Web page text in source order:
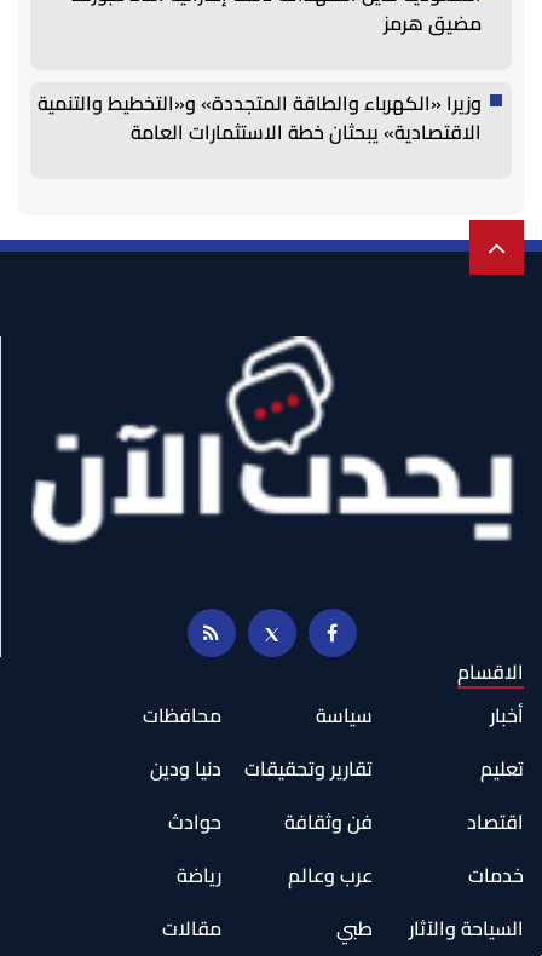
مضيق هرمز
وزيرا «الكهرباء والطاقة المتجددة» و«التخطيط والتنمية
الاقتصادية» يبحثان خطة الاستثمارات العامة
الاقسام
أخبار
سياسة
محافظات
تعليم
تقارير وتحقيقات
دنيا ودين
اقتصاد
فن وثقافة
حوادث
خدمات
عرب وعالم
رياضة
السياحة والآثار
طبي مقالات